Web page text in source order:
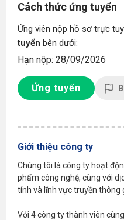
Cách thức ứng tuyển
Ứng viên nộp hồ sơ trực
tuyển bên dưới:
Hạn nộp: 28/09/2026
Ứng tuyển
Giới thiệu công ty
Chúng tôi là công ty hoạt
phẩm công nghệ, cùng với
tính và lĩnh vực truyền thông
Với 4 công ty thành viên